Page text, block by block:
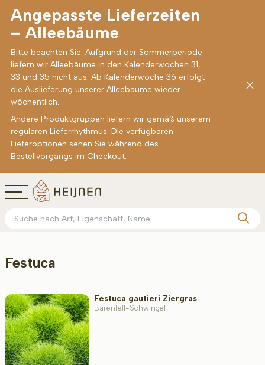
Angepasste Lieferzeiten
– Alleebäume
Bitte beachten Sie: Aufgrund der Sommerperiode
liefern wir Alleebäume in den Kalenderwochen 31,
33 und 35 nicht aus. Ab Kalenderwoche 36 erfolgt
die Auslieferung unserer Alleebäume wieder
wöchentlich.
Andere Produktgruppen liefern wir gemäß unserem
regulären Lieferrhythmus. Die verfügbaren
Lieferoptionen sehen Sie während des
Bestellvorgangs im Checkout.
Festuca
Festuca gautieri Ziergras
Bärenfell-Schwingel